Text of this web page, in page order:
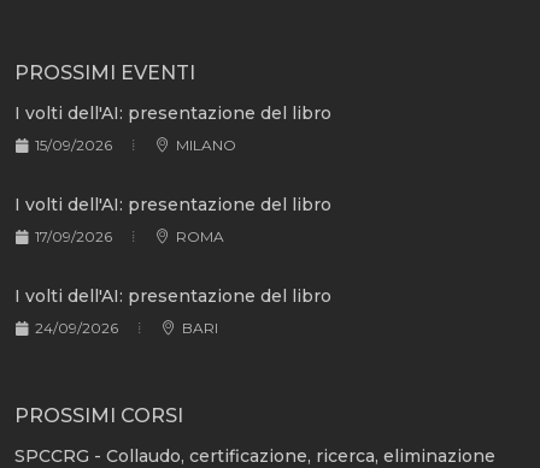
PROSSIMI EVENTI
I volti dell'AI: presentazione del libro
15/09/2026 MILANO
I volti dell'AI: presentazione del libro
17/09/2026 ROMA
I volti dell'AI: presentazione del libro
24/09/2026 BARI
PROSSIMI CORSI
SPCCRG - Collaudo, certificazione, ricerca, eliminazione